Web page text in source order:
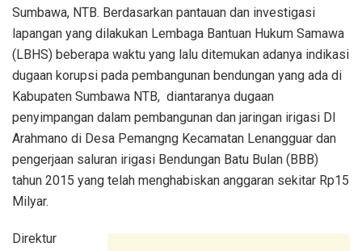
Sumbawa, NTB. Berdasarkan pantauan dan investigasi
lapangan yang dilakukan Lembaga Bantuan Hukum Samawa
(LBHS) beberapa waktu yang lalu ditemukan adanya indikasi
dugaan korupsi pada pembangunan bendungan yang ada di
Kabupaten Sumbawa NTB, diantaranya dugaan
penyimpangan dalam pembangunan dan jaringan irigasi DI
Arahmano di Desa Pemangng Kecamatan Lenangguar dan
pengerjaan saluran irigasi Bendungan Batu Bulan (BBB)
tahun 2015 yang telah menghabiskan anggaran sekitar Rp15
Milyar.
Direktur